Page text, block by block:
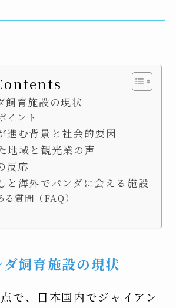
飼育施設の現状
イント
進む背景と社会的要因
地域と観光業の声
反応
と海外でパンダに会える施設
る質問（FAQ）
ダ飼育施設の現状
で、日本国内でジャイアン